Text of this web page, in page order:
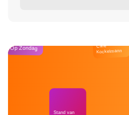
Op Zondag
Stand van
Café
Kockelmann